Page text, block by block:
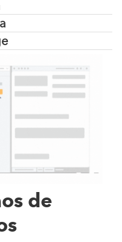
de